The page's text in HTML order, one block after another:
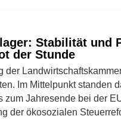
Stabilität und
der Stunde
der
Im Mittelpunkt standen
zum Jahresende bei der
der ökosozialen